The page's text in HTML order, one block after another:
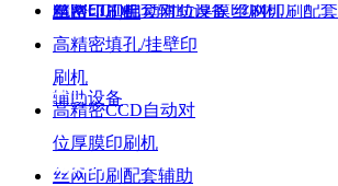
精密CCD自动对位厚膜印刷机
丝网印刷配套辅助设备 丝网印刷配套
辅助设备
电路印刷机
高精密填孔/挂壁印
刷机
高精密CCD自动对
位厚膜印刷机
丝网印刷配套辅助
产品中心
服务与支持
联系我们